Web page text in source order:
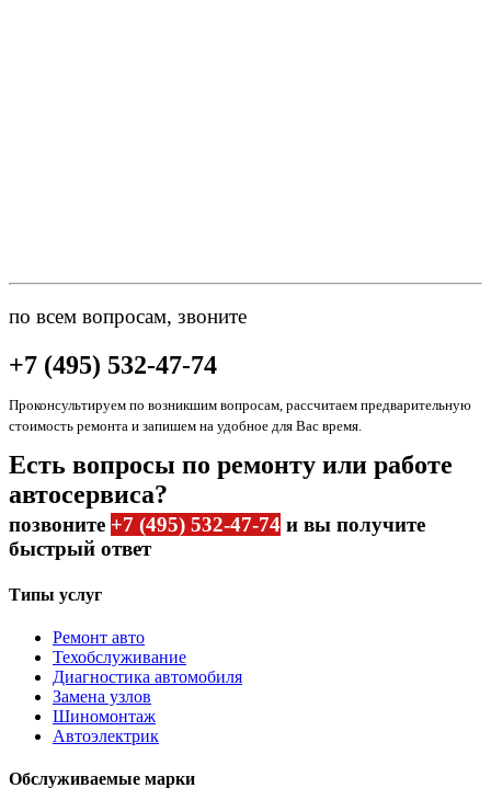
по всем вопросам, звоните
+7 (495) 532-47-74
Проконсультируем по возникшим вопросам, рассчитаем предварительную
стоимость ремонта и запишем на удобное для Вас время.
Есть вопросы по ремонту или работе
автосервиса?
позвоните +7 (495) 532-47-74 и вы получите
быстрый ответ
Типы услуг
Ремонт авто
Техобслуживание
Диагностика автомобиля
Замена узлов
Шиномонтаж
Автоэлектрик
Обслуживаемые марки